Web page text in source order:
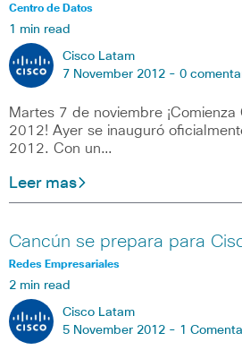
Centro de Datos
1 min read
Cisco Latam
7 November 2012 - 0
Martes 7 de noviembre ¡Comienza
2012! Ayer se inauguró
2012. Con un…
Leer mas
Cancún se prepara para
Redes Empresariales
2 min read
Cisco Latam
5 November 2012 - 1